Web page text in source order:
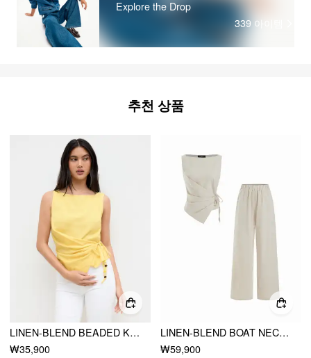
Explore the Drop
339 아이템
추천 상품
LINEN-BLEND BEADED KNOTTED RUCHED TANK TOP
₩35,900
LINEN-BLEND BOAT NECK KNOTTED TOP & MID RISE CAPRI STRAIGHT LEG TROUSERS SET
₩59,900